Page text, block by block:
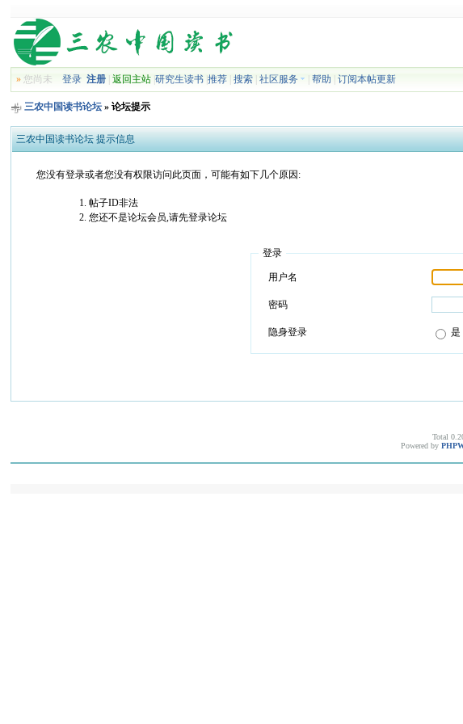
» 您尚未登录 注册 |返回主站 |研究生读书 |推荐 |搜索 |社区服务 |帮助 |订阅本帖更新
三农中国读书论坛 » 论坛提示
三农中国读书论坛 提示信息
您没有登录或者您没有权限访问此页面，可能有如下几个原因:
帖子ID非法
您还不是论坛会员,请先登录论坛
登录
用户名
密码
隐身登录 是
Total
Powered by